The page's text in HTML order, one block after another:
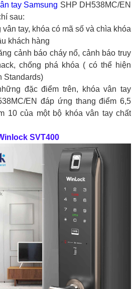
tay Samsung SHP DH538MC/EN
sau:
tay, khóa có mã số và chìa khóa
khách hàng
cảnh báo cháy nổ, cảnh báo truy
chống phá khóa ( có thể hiện
Standards)
đặc điểm trên, khóa vân tay
EN đáp ứng thang điểm 6,5
10 của một bộ khóa vân tay chất
SVT400